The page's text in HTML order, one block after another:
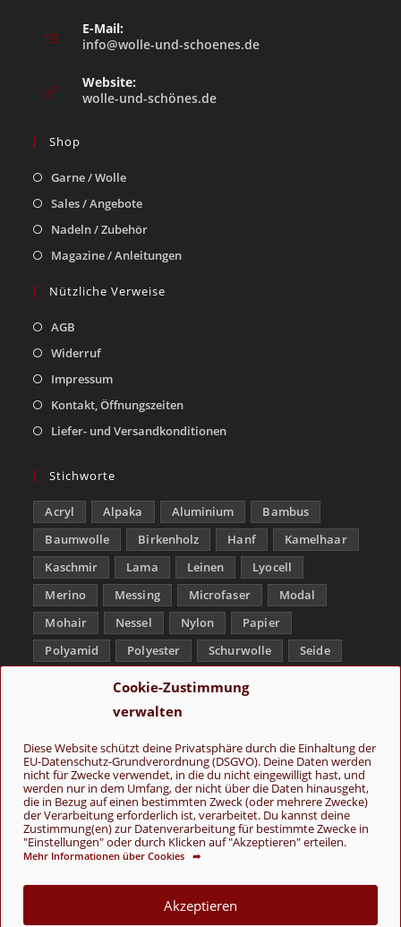
Cookie-Zustimmung
verwalten
Diese Website schützt deine Privatsphäre durch die Einhaltung der
EU-Datenschutz-Grundverordnung (DSGVO). Deine Daten werden
nicht für Zwecke verwendet, in die du nicht eingewilligt hast, und
werden nur in dem Umfang, der nicht über die Daten hinausgeht,
die in Bezug auf einen bestimmten Zweck (oder mehrere Zwecke)
der Verarbeitung erforderlich ist, verarbeitet. Du kannst deine
Zustimmung(en) zur Datenverarbeitung für bestimmte Zwecke in
"Einstellungen" oder durch Klicken auf "Akzeptieren" erteilen.
Mehr Informationen über Cookies ➦
Akzeptieren
E-Mail:
info@wolle-und-schoenes.de
Website:
wolle-und-schönes.de
Shop
Garne / Wolle
Sales / Angebote
Nadeln / Zubehör
Magazine / Anleitungen
Nützliche Verweise
AGB
Widerruf
Impressum
Kontakt, Öffnungszeiten
Liefer- und Versandkonditionen
Stichworte
Acryl Alpaka Aluminium
Bambus
Baumwolle
Birkenholz Hanf
Kamelhaar
Kaschmir
Lama Leinen
Lyocell
Merino
Messing Microfaser
Modal
Mohair
Nessel Nylon
Papier
Polyamid
Polyester Schurwolle
Seide
Superwash Tencel
Weißbronze
Wolle
Folge uns
© Copyright 2026 - Wolle & Schönes